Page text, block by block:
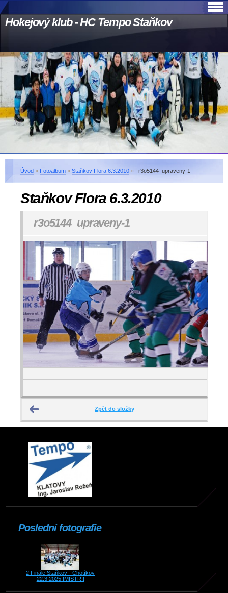
Hokejový klub - HC Tempo Staňkov
Úvod » Fotoalbum » Staňkov Flora 6.3.2010 » _r3o5144_upraveny-1
Staňkov Flora 6.3.2010
_r3o5144_upraveny-1
Zpět do složky
Poslední fotografie
2.Finále Staňkov - Chotíkov
22.3.2025 !MISTŘI!